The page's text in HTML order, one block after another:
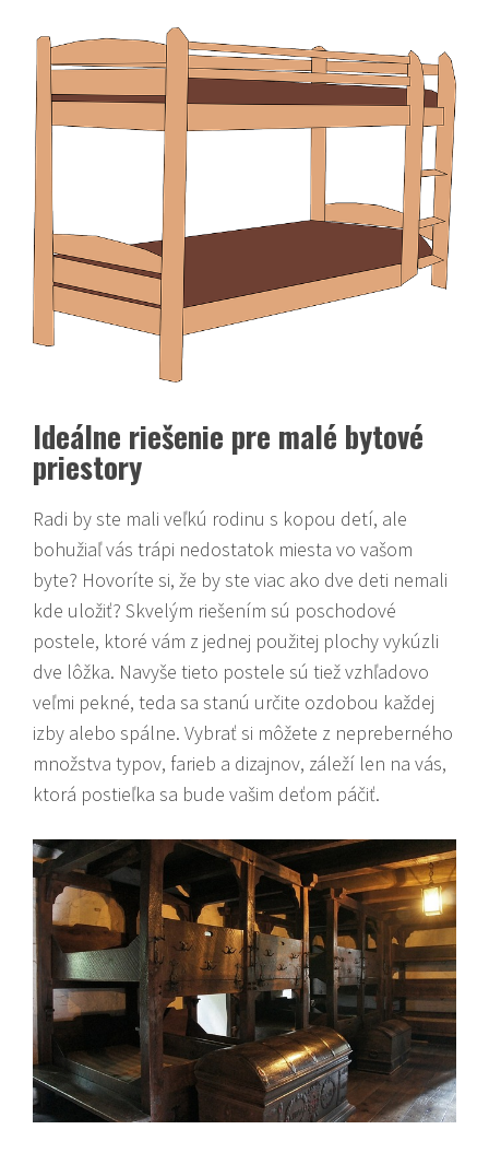
Ideálne riešenie pre malé bytové
priestory
Radi by ste mali veľkú rodinu s kopou detí, ale
bohužiaľ vás trápi nedostatok miesta vo vašom
byte? Hovoríte si, že by ste viac ako dve deti nemali
kde uložiť? Skvelým riešením sú poschodové
postele, ktoré vám z jednej použitej plochy vykúzli
dve lôžka. Navyše tieto postele sú tiež vzhľadovo
veľmi pekné, teda sa stanú určite ozdobou každej
izby alebo spálne. Vybrať si môžete z nepreberného
množstva typov, farieb a dizajnov, záleží len na vás,
ktorá postieľka sa bude vašim deťom páčiť.